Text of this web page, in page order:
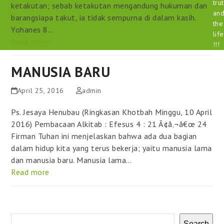
ketakutan; sebab ketakutan mengandung hukuman dan
barangsiapa takut, ia tidak sempurna di dalam kasih.
Yohanes 8…
MANUSIA BARU
April 25, 2016 admin
Ps. Jesaya Henubau (Ringkasan Khotbah Minggu, 10 April
2016) Pembacaan Alkitab : Efesus 4 : 21 Ã¢â‚¬â€œ 24
Firman Tuhan ini menjelaskan bahwa ada dua bagian
dalam hidup kita yang terus bekerja; yaitu manusia lama
dan manusia baru. Manusia lama…
Read more
the
life
!!!